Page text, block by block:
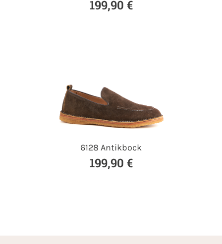
199,90 €
6128 Antikbock
199,90 €